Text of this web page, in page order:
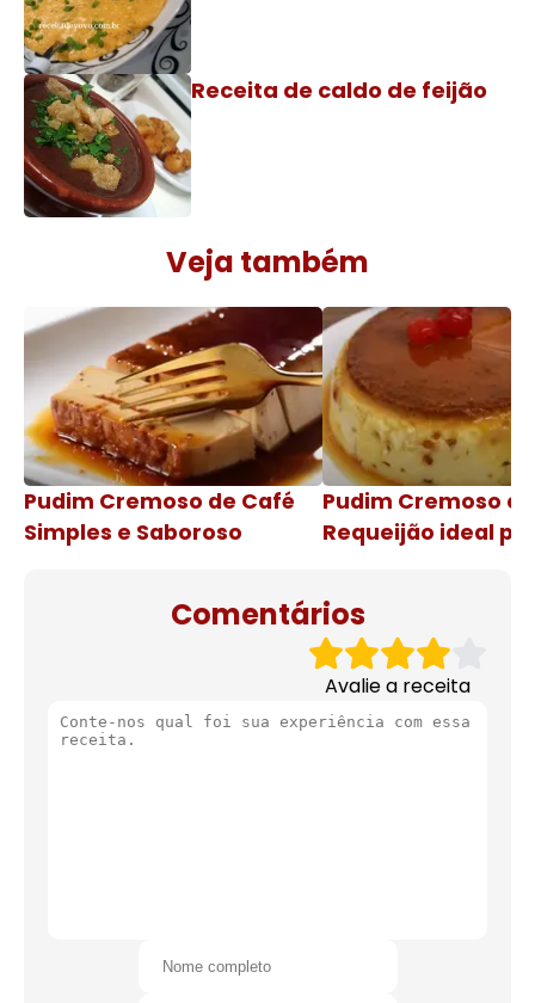
Receita de caldo de feijão
Veja também
Pudim Cremoso de Café
Simples e Saboroso
Pudim Cremoso
Requeijão ideal
Comentários
Avalie a receita